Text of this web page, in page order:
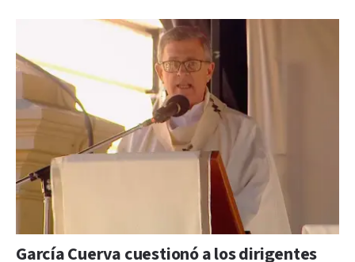
García Cuerva cuestionó a los dirigentes